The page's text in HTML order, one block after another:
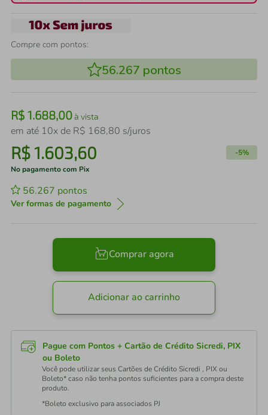
Compre com pontos:
56.267 pontos
R$ 1.688,00à vista
em até 10x de R$ 168,80 s/juros
R$1.603,60 -5%
No pagamento com Pix
56.267 pontos
Ver formas de pagamento
Comprar agora
Adicionar ao carrinho
Pague com Pontos + Cartão de Crédito Sicredi, PIX
ou Boleto
Você pode utilizar seus Cartões de Crédito Sicredi , PIX ou
Boleto* caso não tenha pontos suficientes para a compra deste
produto.
*Boleto exclusivo para associados PJ